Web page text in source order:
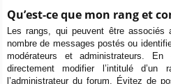
Qu’est-ce que mon rang et
Les rangs, qui peuvent être associés
nombre de messages postés ou
modérateurs et administrateurs.
directement modifier l’intitulé
l’administrateur du forum. Évitez de